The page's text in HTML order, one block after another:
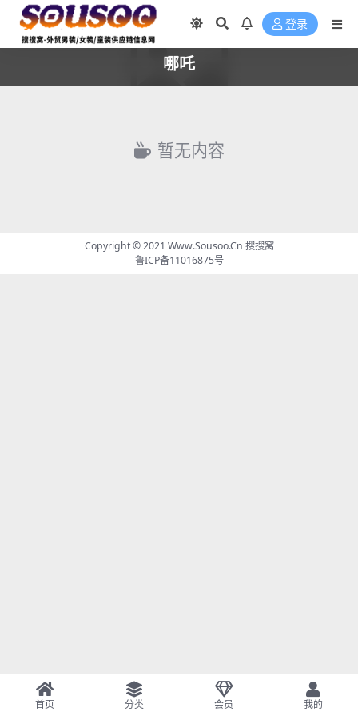
登录
哪吒
暂无内容
Copyright © 2021 Www.Sousoo.Cn 搜搜窝
鲁ICP备11016875号
首页 分类 会员 我的